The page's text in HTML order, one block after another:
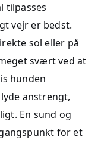
tilpasses
vejr er bedst.
sol eller på
svært ved at
hunden
anstrengt,
En sund og
for et